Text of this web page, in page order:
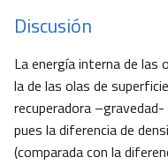
Discusión
La energía interna de las
la de las olas de
recuperadora
pues la diferencia de
(comparada con la